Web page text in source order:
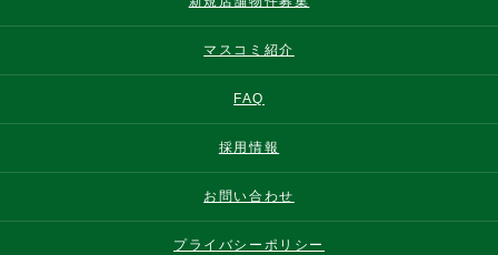
マスコミ紹介
FAQ
採用情報
お問い合わせ
プライバシーポリシー